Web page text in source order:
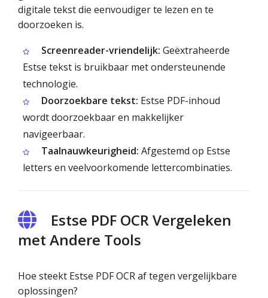
digitale tekst die eenvoudiger te lezen en te
doorzoeken is.
Screenreader-vriendelijk: Geëxtraheerde
Estse tekst is bruikbaar met ondersteunende
technologie.
Doorzoekbare tekst: Estse PDF-inhoud
wordt doorzoekbaar en makkelijker
navigeerbaar.
Taalnauwkeurigheid: Afgestemd op Estse
letters en veelvoorkomende lettercombinaties.
Estse PDF OCR Vergeleken
met Andere Tools
Hoe steekt Estse PDF OCR af tegen vergelijkbare
oplossingen?